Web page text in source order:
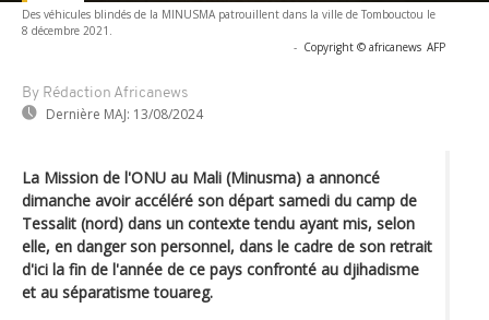
Des véhicules blindés de la MINUSMA patrouillent dans la ville de Tombouctou le
8 décembre 2021.
- Copyright © africanews AFP
By Rédaction Africanews
Dernière MAJ: 13/08/2024
La Mission de l'ONU au Mali (Minusma) a annoncé
dimanche avoir accéléré son départ samedi du camp de
Tessalit (nord) dans un contexte tendu ayant mis, selon
elle, en danger son personnel, dans le cadre de son retrait
d'ici la fin de l'année de ce pays confronté au djihadisme
et au séparatisme touareg.